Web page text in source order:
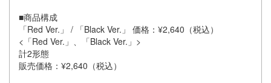
■商品構成
「Red Ver.」 / 「Black Ver.」 価格：¥2,640（税込）
<「Red Ver.」、「Black Ver.」>
計2形態
販売価格：¥2,640（税込）